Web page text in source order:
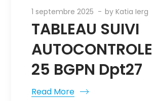
1 septembre 2025 byKatia Ierg
TABLEAU SUIVI
25 BGPN Dpt27
Read More